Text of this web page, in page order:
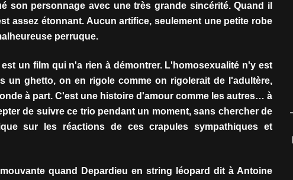
son personnage avec une très grande sincérité. Quand il
assez étonnant. Aucun artifice, seulement une petite robe
perruque.
un film qui n'a rien à démontrer. L'homosexualité n'y est
un ghetto, on en rigole comme on rigolerait de l'adultère,
à part. C'est une histoire d'amour comme les autres… à
de suivre ce trio pendant un moment, sans chercher de
sur les réactions de ces crapules sympathiques et
quand Depardieu en string léopard dit à Antoine